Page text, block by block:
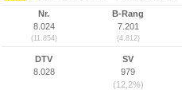
Nr.
8.024
(11.854)
B-Rang
7.201
(4.812)
DTV
8.028
SV
979
(12,2%)